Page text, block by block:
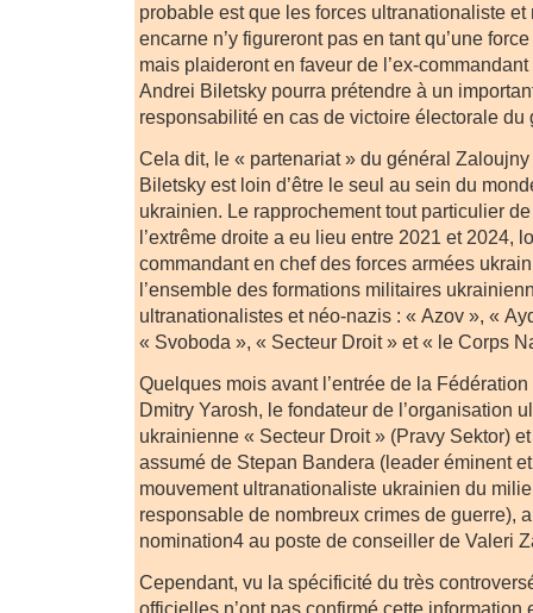
probable est que les forces ultranationaliste et
encarne n’y figureront pas en tant qu’une
mais plaideront en faveur de l’ex-
Andrei Biletsky pourra prétendre à un
responsabilité en cas de victoire électorale du
Cela dit, le « partenariat » du général Zaloujny
Biletsky est loin d’être le seul au sein du
ukrainien. Le rapprochement tout particulier
l’extrême droite a eu lieu entre 2021 et 2024,
commandant en chef des forces armées
l’ensemble des formations militaires
ultranationalistes et néo-nazis : « Azov », «
« Svoboda », « Secteur Droit » et « le Corps
Quelques mois avant l’entrée de la
Dmitry Yarosh, le fondateur de l’organisation
ukrainienne « Secteur Droit » (Pravy Sektor)
assumé de Stepan Bandera (leader éminent
mouvement ultranationaliste ukrainien du
responsable de nombreux crimes de guerre),
nomination4 au poste de conseiller de Valeri
Cependant, vu la spécificité du très
officielles n’ont pas confirmé cette information